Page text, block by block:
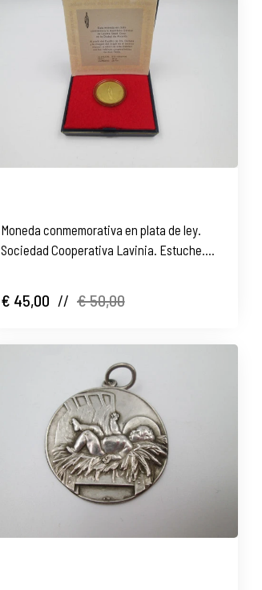
Moneda conmemorativa en plata de ley.
Sociedad Cooperativa Lavinia. Estuche.
€ 45,00 // € 50,00